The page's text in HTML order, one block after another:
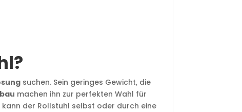
suchen. Sein geringes Gewicht, die
machen ihn zur perfekten Wahl für
kann der Rollstuhl selbst oder durch eine